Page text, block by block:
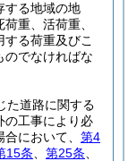
する地域の地
重、活荷重、
る荷重及びこ
のでなければな
た道路に関する
の工事により必
において、 第4
15条 第25条